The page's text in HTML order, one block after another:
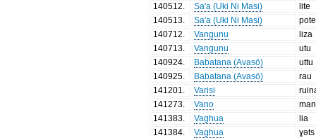
140512
Sa'a (Uki Ni Masi)
lite
140513
Sa'a (Uki Ni Masi)
pote
140712
Vangunu
liza
140713
Vangunu
utu
140924
Babatana (Avasö)
uttu
140925
Babatana (Avasö)
rau
141201
Varisi
141273
Vano
141383
Vaghua
lia
141384
Vaghua
ɣəts